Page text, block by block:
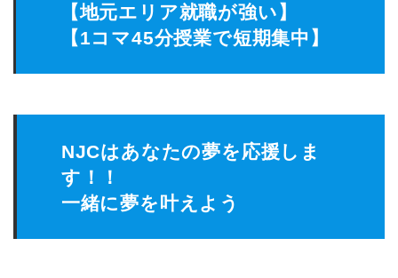
【地元エリア就職が強い】
【1コマ45分授業で短期集中】
NJCはあなたの夢を応援しま
す！！
一緒に夢を叶えよう